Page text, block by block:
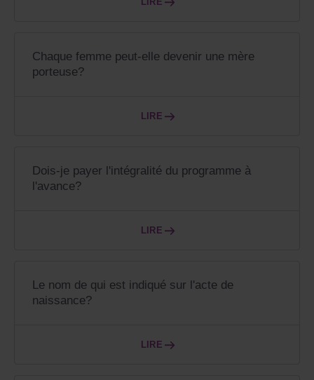
Chaque femme peut-elle devenir une mère
porteuse?
LIRE
Dois-je payer l'intégralité du programme à
l'avance?
LIRE
Le nom de qui est indiqué sur l'acte de
naissance?
LIRE